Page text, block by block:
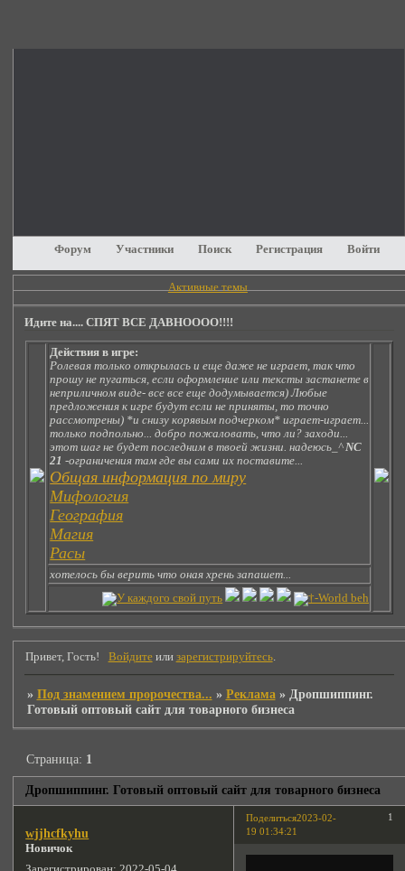
Форум Участники Поиск Регистрация Войти
Активные темы
Идите на.... СПЯТ ВСЕ ДАВНОООО!!!!
Действия в игре:
Ролевая только открылась и еще даже не играет, так что
прошу не пугаться, если оформление или тексты застанете в
неприличном виде- все все еще додумывается) Любые
предложения к игре будут если не приняты, то точно
рассмотрены) *и снизу корявым подчерком* играет-играет...
только подпольно... добро пожаловать, что ли? заходи...
этот шаг не будет последним в твоей жизни. надеюсь_^NC
21 -ограничения там где вы сами их поставите...
Общая информация по миру
Мифология
География
Магия
Расы
хотелось бы верить что оная хрень запашет...
Привет, Гость! Войдитеили зарегистрируйтесь.
» Под знамением пророчества... » Реклама » Дропшиппинг.
Готовый оптовый сайт для товарного бизнеса
Дропшиппинг. Готовый оптовый сайт для товарного бизнеса
Страница: 1
Поделиться 1
2023-02-
19 01:34:21
wjjhcfkyhu
Новичок